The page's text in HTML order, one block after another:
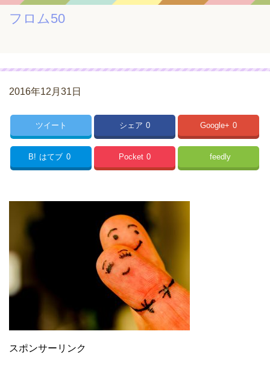
フロム50
2016年12月31日
ツイート シェア 0 Google+ 0
B! はてブ 0 Pocket 0 feedly
スポンサーリンク